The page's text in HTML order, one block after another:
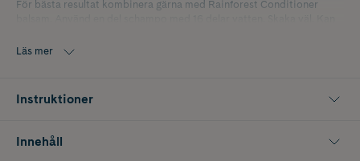
För bästa resultat kombinera gärna med Rainforest Conditioner
Läs mer
Instruktioner
Innehåll